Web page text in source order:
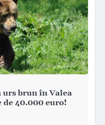
brun în Valea
40.000 euro!